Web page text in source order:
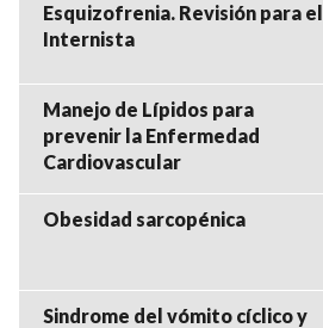
Esquizofrenia. Revisión para el
Internista
Manejo de Lípidos para
prevenir la Enfermedad
Cardiovascular
Obesidad sarcopénica
Sindrome del vómito cíclico y